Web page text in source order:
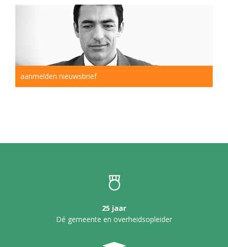
aanmelden nieuwsbrief
25 jaar
Dé gemeente en overheidsopleider